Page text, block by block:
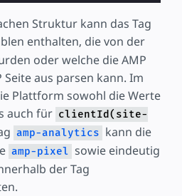
Struktur kann das Tag
enthalten, die von der
oder welche die AMP
aus parsen kann. Im
Plattform sowohl die Werte
auch für clientId(site-
amp-analytics kann die
amp-pixel sowie eindeutig
der Tag